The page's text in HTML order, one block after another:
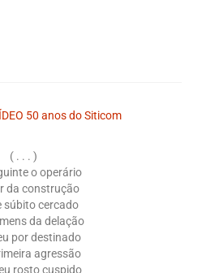
50 anos do Siticom
( . . . )
o operário
da construção
súbito cercado
da delação
por destinado
agressão
rosto cuspido